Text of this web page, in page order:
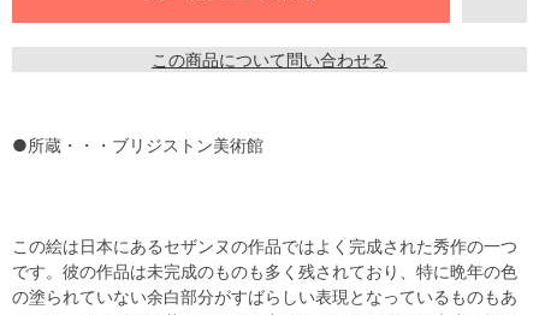
この商品について問い合わせる
●所蔵・・・ブリジストン美術館
この絵は日本にあるセザンヌの作品ではよく完成された秀作の一つ
です。彼の作品は未完成のものも多く残されており、特に晩年の色
の塗られていない余白部分がすばらしい表現となっているものもあ